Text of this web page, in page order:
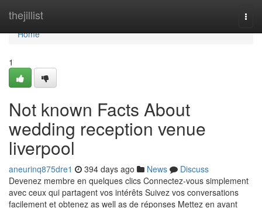
thejillist
Home
Home
1
Not known Facts About
wedding reception venue
liverpool
aneurinq875dre1 394 days ago News
Discuss
Devenez membre en quelques clics Connectez-vous simplement
avec ceux qui partagent vos intérêts Suivez vos conversations
facilement et obtenez as well as de réponses Mettez en avant